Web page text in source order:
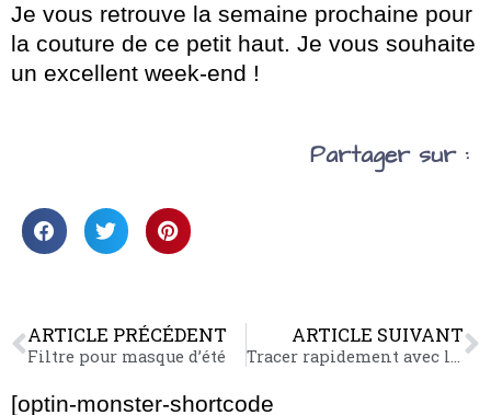
Je vous retrouve la semaine prochaine pour
la couture de ce petit haut. Je vous souhaite
un excellent week-end !
Partager sur :
ARTICLE PRÉCÉDENT
Filtre pour masque d’été
ARTICLE SUIVANT
[optin-monster-shortcode